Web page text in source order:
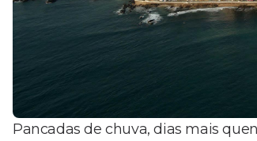
Pancadas de chuva, dias mais